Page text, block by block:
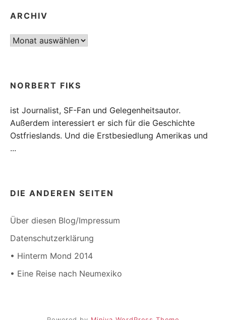
ARCHIV
Archiv
NORBERT FIKS
ist Journalist, SF-Fan und Gelegenheitsautor.
Außerdem interessiert er sich für die Geschichte
Ostfrieslands. Und die Erstbesiedlung Amerikas und
...
DIE ANDEREN SEITEN
Über diesen Blog/Impressum
Datenschutzerklärung
• Hinterm Mond 2014
• Eine Reise nach Neumexiko